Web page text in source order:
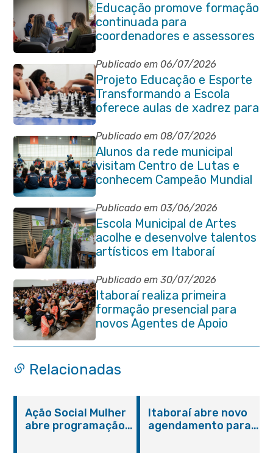
Educação promove formação
continuada para
coordenadores e assessores
escolares da rede municipal
Publicado em 06/07/2026
Projeto Educação e Esporte
Transformando a Escola
oferece aulas de xadrez para
alunos da rede municipal
Publicado em 08/07/2026
Alunos da rede municipal
visitam Centro de Lutas e
conhecem Campeão Mundial
de Taekwondo
Publicado em 03/06/2026
Escola Municipal de Artes
acolhe e desenvolve talentos
artísticos em Itaboraí
Publicado em 30/07/2026
Itaboraí realiza primeira
formação presencial para
novos Agentes de Apoio
Escolar
Relacionadas
Ação Social Mulher
abre programação
Itaboraí abre novo
agendamento para